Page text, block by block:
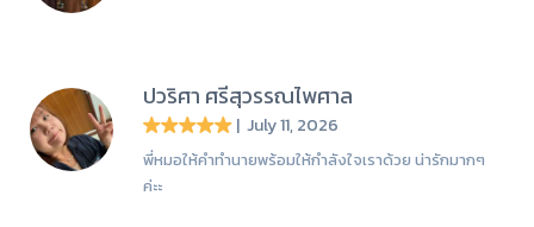
ปวริศา ศรีสุวรรณไพศาล
| July 11, 2026
พี่หมอให้คำทำนายพร้อมให้กำลังใจเราด้วย น่ารักมากๆ
ค่ะะ